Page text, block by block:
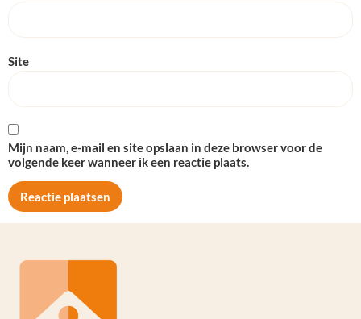
Site
Mijn naam, e-mail en site opslaan in deze browser voor de
volgende keer wanneer ik een reactie plaats.